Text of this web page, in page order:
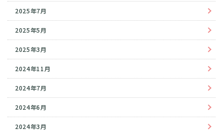
2025年7月
2025年5月
2025年3月
2024年11月
2024年7月
2024年6月
2024年3月